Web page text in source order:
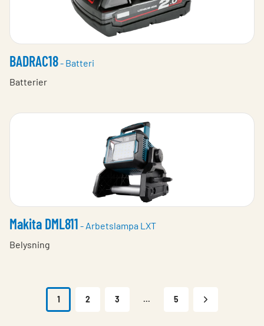
BADRAC18- Batteri
Batterier
Makita DML811 - Arbetslampa LXT
Belysning
1 2 3 ... 5